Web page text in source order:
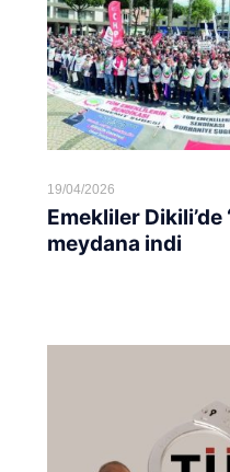
19/04/2026
Emekliler
meydana indi